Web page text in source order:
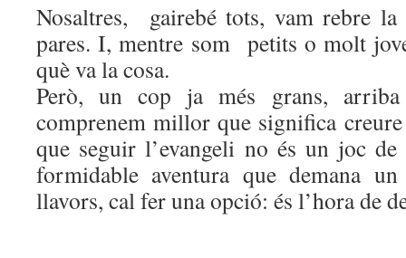
Nosaltres, gairebé tots, vam rebre la
pares. I, mentre som petits o molt
què va la cosa.
Però, un cop ja més grans,
comprenem millor que significa creure
que seguir l’evangeli no és un joc
formidable aventura que demana
llavors, cal fer una opció: és l’hora de